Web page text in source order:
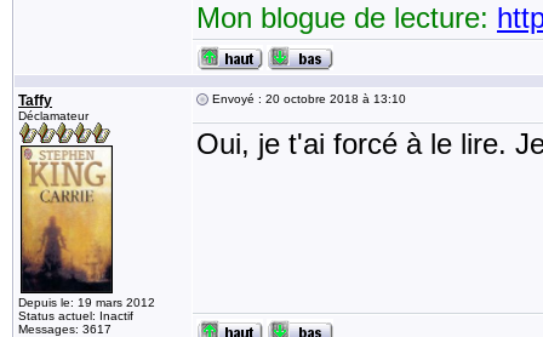
Mon blogue de lecture:
Taffy
Déclamateur
Depuis le: 19 mars 2012
Status actuel: Inactif
Messages: 3617
Envoyé : 20 octobre 2018 à 13:10
Oui, je t'ai forcé à le lire.